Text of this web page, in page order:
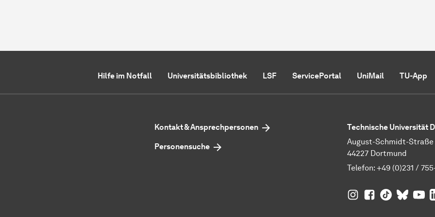
Hilfe im Notfall Universitätsbibliothek LSF ServicePortal UniMail TU-App
Kontakt & Ansprechpersonen
Personensuche
Technische Universität
August-Schmidt-Straße
44227 Dortmund
Telefon: +49 (0)231 /
TU Dortmund auf
TU Dortmund
TU TU